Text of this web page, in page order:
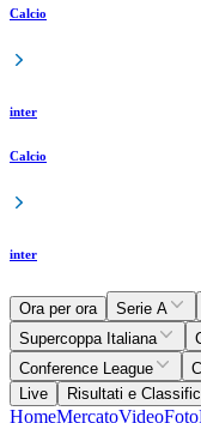
Calcio
inter
Calcio
inter
Ora per ora Serie A
Supercoppa Italiana
Conference League
Live
Risultati e
HomeMercatoVideoFoto